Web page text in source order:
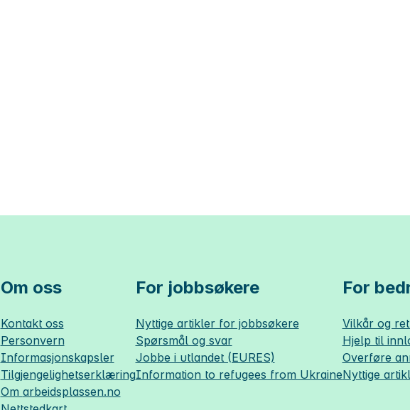
Om oss
Kontakt oss
Personvern
Informasjonskapsler
Tilgjengelighetserklæring
Om arbeidsplassen.no
For jobbsøkere
Nyttige artikler for jobbsøkere
Spørsmål og svar
Jobbe i utlandet (EURES)
Information to refugees from Ukraine
For
Vilkår og
Hjelp til
Overføre
Nyttige